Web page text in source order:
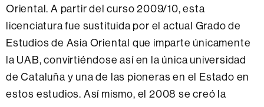
Oriental. A partir del curso 2009/10, esta
licenciatura fue sustituida por el actual Grado de
Estudios de Asia Oriental que imparte únicamente
la UAB, convirtiéndose así en la única universidad
de Cataluña y una de las pioneras en el Estado en
estos estudios. Así mismo, el 2008 se creó la